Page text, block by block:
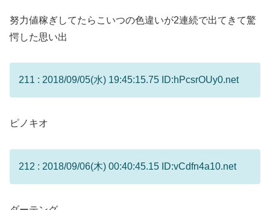
努力値稼ぎしてたらこいつの色違いが2連続で出てきて驚
愕した思い出
211 : 2018/09/05(水) 19:45:15.75 ID:hPcsrOUy0.net
ピノキオ
212 : 2018/09/06(木) 00:40:45.15 ID:vCdfn4a10.net